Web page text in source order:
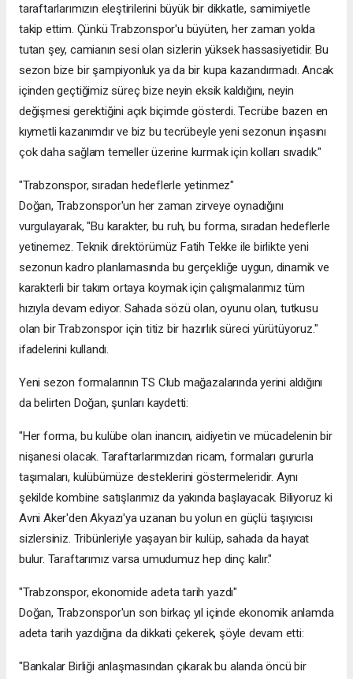
taraftarlarımızın eleştirilerini büyük bir dikkatle, samimiyetle
takip ettim. Çünkü Trabzonspor'u büyüten, her zaman yolda
tutan şey, camianın sesi olan sizlerin yüksek hassasiyetidir. Bu
sezon bize bir şampiyonluk ya da bir kupa kazandırmadı. Ancak
içinden geçtiğimiz süreç bize neyin eksik kaldığını, neyin
değişmesi gerektiğini açık biçimde gösterdi. Tecrübe bazen en
kıymetli kazanımdır ve biz bu tecrübeyle yeni sezonun inşasını
çok daha sağlam temeller üzerine kurmak için kolları sıvadık."
"Trabzonspor, sıradan hedeflerle yetinmez"
Doğan, Trabzonspor'un her zaman zirveye oynadığını
vurgulayarak, "Bu karakter, bu ruh, bu forma, sıradan hedeflerle
yetinemez. Teknik direktörümüz Fatih Tekke ile birlikte yeni
sezonun kadro planlamasında bu gerçekliğe uygun, dinamik ve
karakterli bir takım ortaya koymak için çalışmalarımız tüm
hızıyla devam ediyor. Sahada sözü olan, oyunu olan, tutkusu
olan bir Trabzonspor için titiz bir hazırlık süreci yürütüyoruz."
ifadelerini kullandı.
Yeni sezon formalarının TS Club mağazalarında yerini aldığını
da belirten Doğan, şunları kaydetti:
"Her forma, bu kulübe olan inancın, aidiyetin ve mücadelenin bir
nişanesi olacak. Taraftarlarımızdan ricam, formaları gururla
taşımaları, kulübümüze desteklerini göstermeleridir. Aynı
şekilde kombine satışlarımız da yakında başlayacak. Biliyoruz ki
Avni Aker'den Akyazı'ya uzanan bu yolun en güçlü taşıyıcısı
sizlersiniz. Tribünleriyle yaşayan bir kulüp, sahada da hayat
bulur. Taraftarımız varsa umudumuz hep dinç kalır."
"Trabzonspor, ekonomide adeta tarih yazdı"
Doğan, Trabzonspor'un son birkaç yıl içinde ekonomik anlamda
adeta tarih yazdığına da dikkati çekerek, şöyle devam etti:
"Bankalar Birliği anlaşmasından çıkarak bu alanda öncü bir